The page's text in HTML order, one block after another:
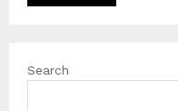
Search